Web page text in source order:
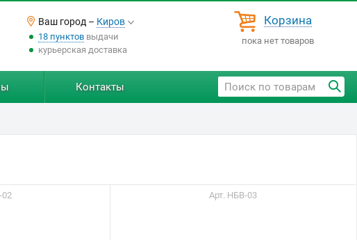
Ваш город – Киров
18 пунктоввыдачи
курьерская доставка
Корзина
пока нет товаров
Контакты
Арт. НБВ-03